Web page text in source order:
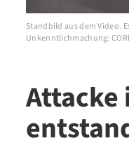
Standbild aus dem Video.
Unkenntlichmachung:
Attacke